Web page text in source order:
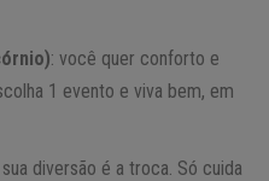
: você quer conforto e
1 evento e viva bem, em
sua diversão é a troca. Só cuida